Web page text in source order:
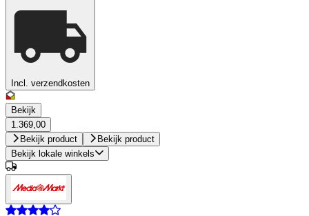
Incl. verzendkosten
Bekijk
1.369,00
Bekijk product
Bekijk product
Bekijk lokale winkels